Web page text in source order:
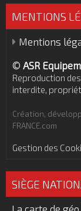
MENTIONS
Mentions
© ASR
Reproduction
interdite,
Création,
FRANCE.com
Gestion des
SIÈGE